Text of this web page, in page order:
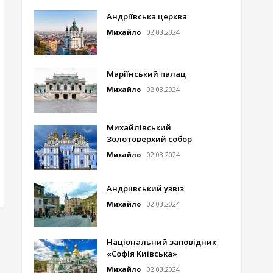
Андріївська церква
Михайло 02.03.2024
Маріїнський палац
Михайло 02.03.2024
Михайлівський
Золотоверхий собор
Михайло 02.03.2024
Андріївський узвіз
Михайло 02.03.2024
Національний заповідник
«Софія Київська»
Михайло 02.03.2024